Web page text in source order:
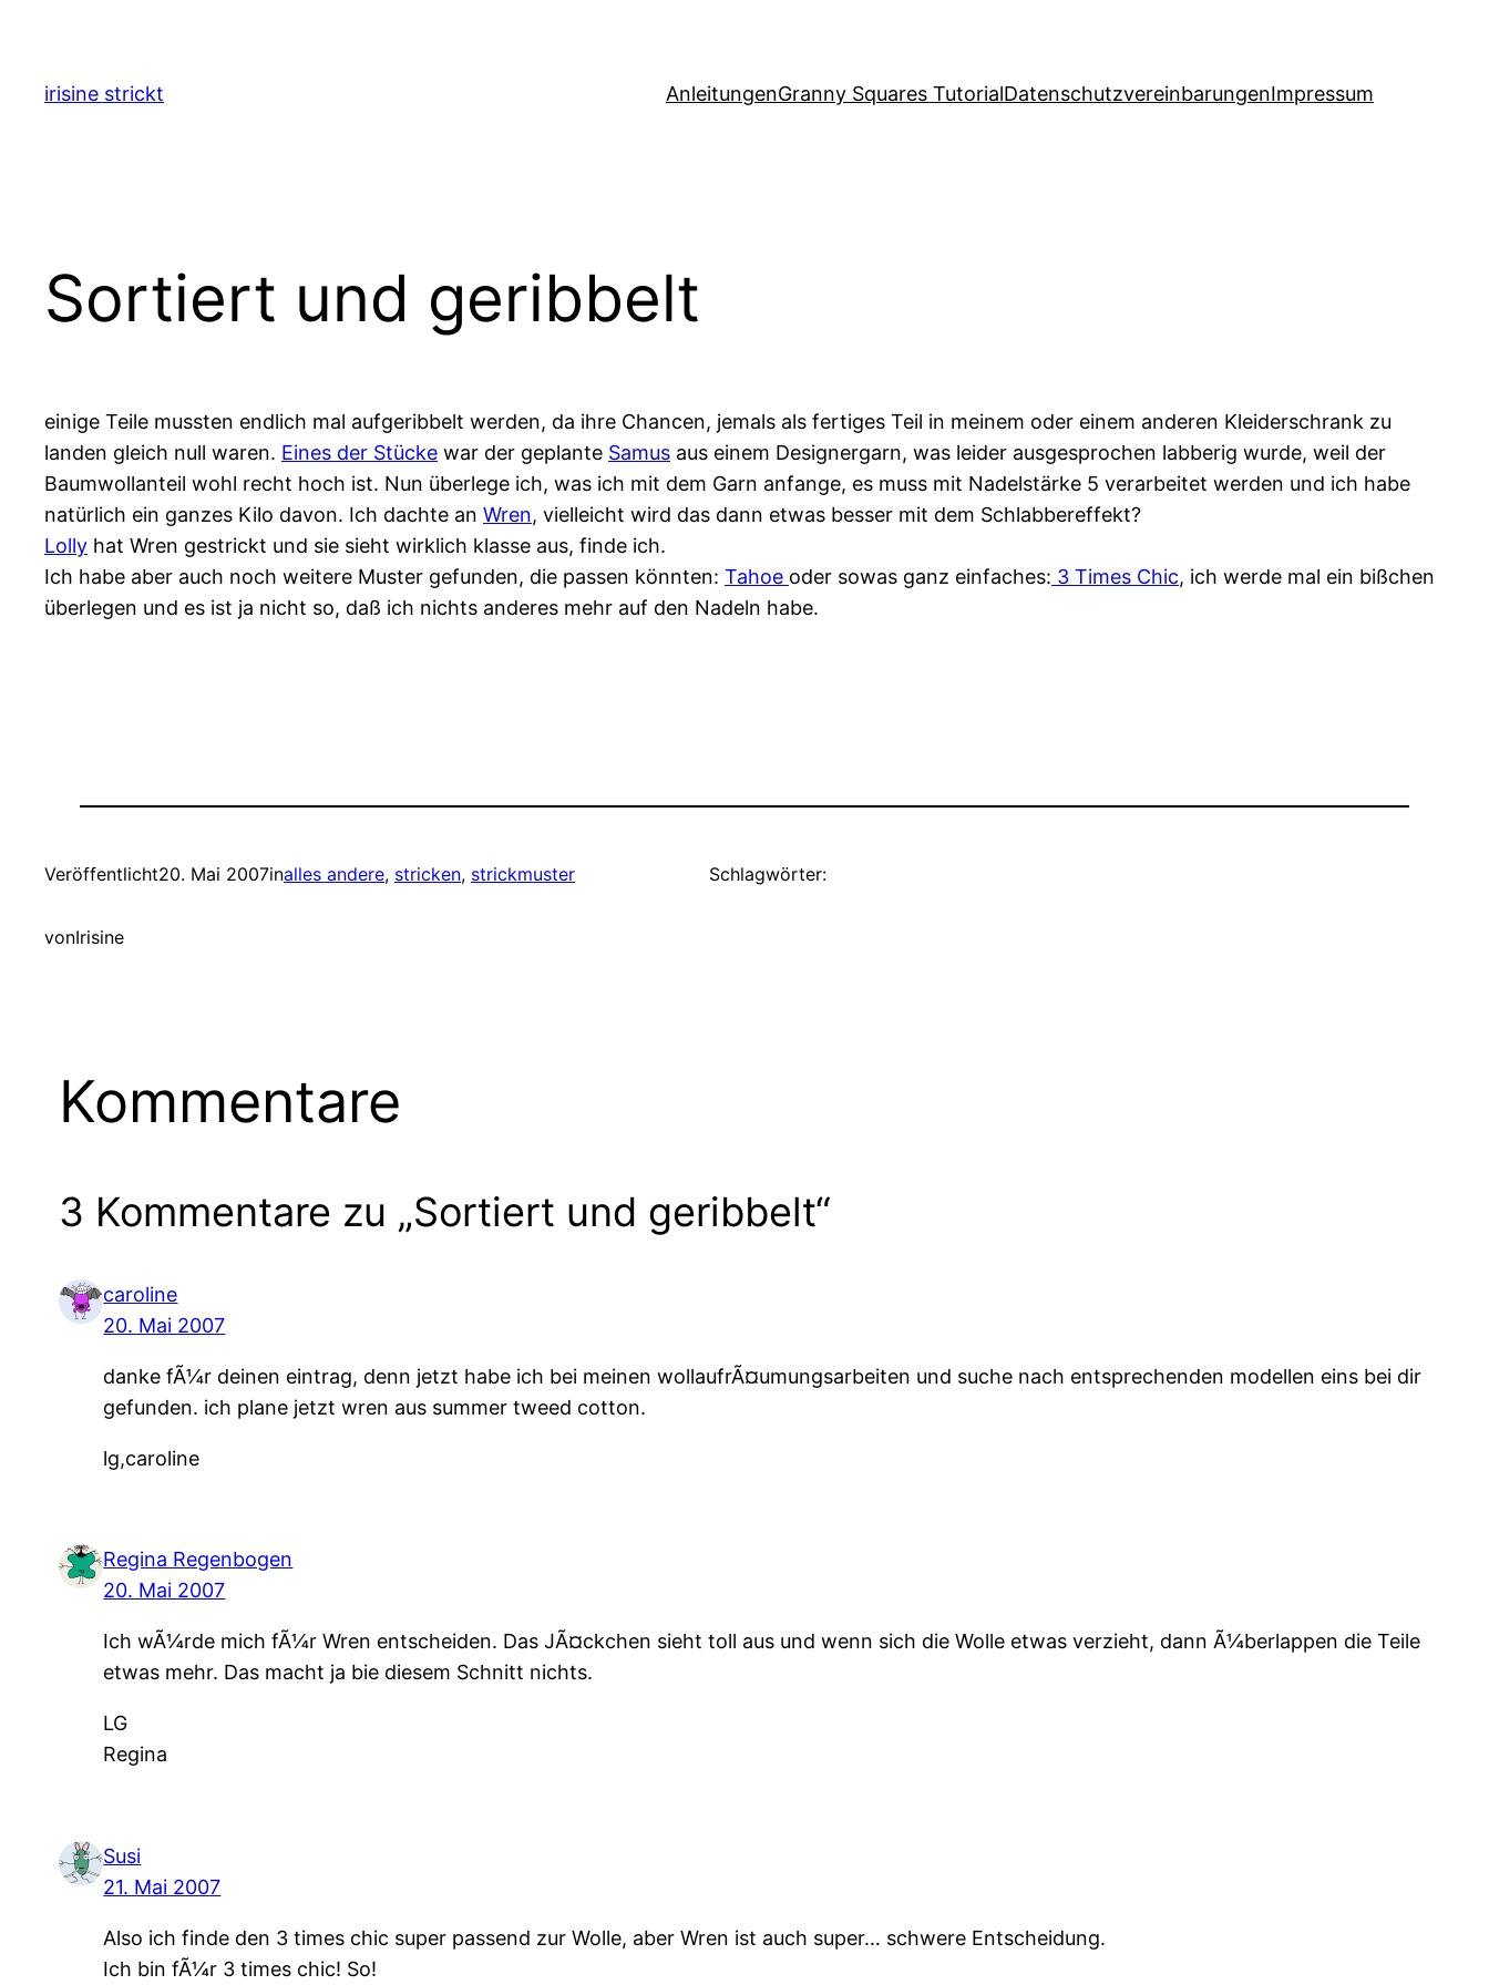
springen
irisine strickt AnleitungenGranny Squares TutorialDatenschutzvereinbarungenImpressum
Sortiert und geribbelt
einige Teile mussten endlich mal aufgeribbelt werden, da ihre Chancen, jemals als fertiges Teil in meinem oder einem anderen Kleiderschrank zu
landen gleich null waren. Eines der Stücke war der geplante Samus aus einem Designergarn, was leider ausgesprochen labberig wurde, weil der
Baumwollanteil wohl recht hoch ist. Nun überlege ich, was ich mit dem Garn anfange, es muss mit Nadelstärke 5 verarbeitet werden und ich habe
natürlich ein ganzes Kilo davon. Ich dachte an Wren, vielleicht wird das dann etwas besser mit dem Schlabbereffekt?
Lolly hat Wren gestrickt und sie sieht wirklich klasse aus, finde ich.
Ich habe aber auch noch weitere Muster gefunden, die passen könnten: Tahoe oder sowas ganz einfaches: 3 Times Chic, ich werde mal ein bißchen
überlegen und es ist ja nicht so, daß ich nichts anderes mehr auf den Nadeln habe.
Veröffentlicht20. Mai 2007inalles andere, stricken, strickmuster
vonIrisine
Schlagwörter:
Kommentare
3 Kommentare zu „Sortiert und geribbelt“
caroline
20. Mai 2007
danke fÃ¼r deinen eintrag, denn jetzt habe ich bei meinen wollaufrÃ¤umungsarbeiten und suche nach entsprechenden modellen eins bei dir
gefunden. ich plane jetzt wren aus summer tweed cotton.
lg,caroline
Regina Regenbogen
20. Mai 2007
Ich wÃ¼rde mich fÃ¼r Wren entscheiden. Das JÃ¤ckchen sieht toll aus und wenn sich die Wolle etwas verzieht, dann Ã¼berlappen die Teile
etwas mehr. Das macht ja bie diesem Schnitt nichts.
LG
Regina
Susi
21. Mai 2007
Also ich finde den 3 times chic super passend zur Wolle, aber Wren ist auch super… schwere Entscheidung.
Ich bin fÃ¼r 3 times chic! So!